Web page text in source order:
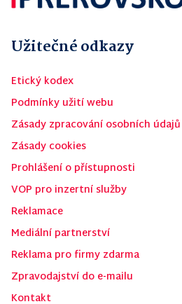
Užitečné odkazy
Etický kodex
Podmínky užití webu
Zásady zpracování osobních údajů
Zásady cookies
Prohlášení o přístupnosti
VOP pro inzertní služby
Reklamace
Mediální partnerství
Reklama pro firmy zdarma
Zpravodajství do e-mailu
Kontakt